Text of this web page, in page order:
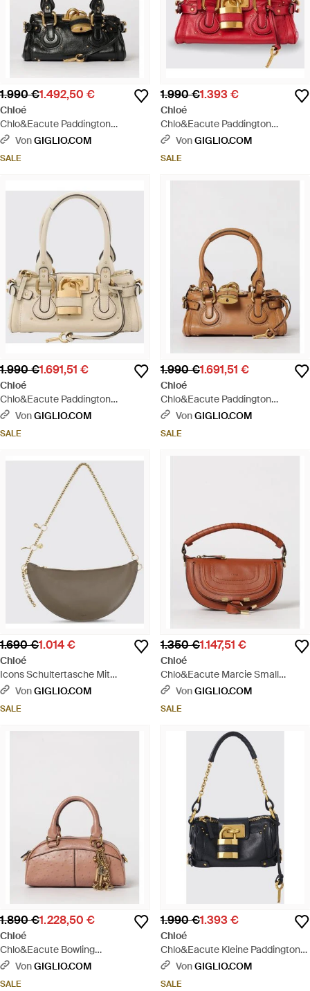
1.990 €1.492,50 €
Chloé
Chlo&Eacute Paddington
Ledertasche - Schwarz
VonGIGLIO.COM
SALE
1.990 €1.393 €
Chloé
Chlo&Eacute Paddington
Ledertasche - Rot
VonGIGLIO.COM
SALE
1.990 €1.691,51 €
Chloé
Chlo&Eacute Paddington
Ledertasche - Mettallic
VonGIGLIO.COM
SALE
1.990 €1.691,51 €
Chloé
Chlo&Eacute Paddington
Ledertasche - Braun
VonGIGLIO.COM
SALE
1.690 €1.014 €
Chloé
Icons Schultertasche Mit
Kettenriemen - Weiß
VonGIGLIO.COM
SALE
1.350 €1.147,51 €
Chloé
Chlo&Eacute Marcie Small
Ledertasche - Braun
VonGIGLIO.COM
SALE
1.890 €1.228,50 €
Chloé
Chlo&Eacute Bowling
Ledertasche Mit Tupfenprägung -
VonGIGLIO.COM
SALE
1.990 €1.393 €
Chloé
Chlo&Eacute Kleine Paddington
Tasche Aus Genarbtem Leder -
VonGIGLIO.COM
SALE